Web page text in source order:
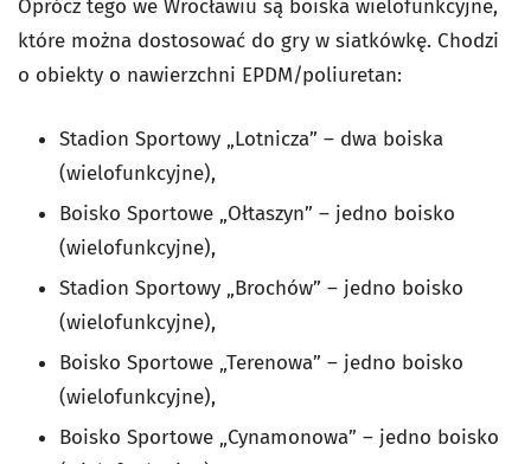
Oprócz tego we Wrocławiu są boiska wielofunkcyjne,
które można dostosować do gry w siatkówkę. Chodzi
o obiekty o nawierzchni EPDM/poliuretan:
Stadion Sportowy „Lotnicza” – dwa boiska
(wielofunkcyjne),
Boisko Sportowe „Ołtaszyn” – jedno boisko
(wielofunkcyjne),
Stadion Sportowy „Brochów” – jedno boisko
(wielofunkcyjne),
Boisko Sportowe „Terenowa” – jedno boisko
(wielofunkcyjne),
Boisko Sportowe „Cynamonowa” – jedno boisko